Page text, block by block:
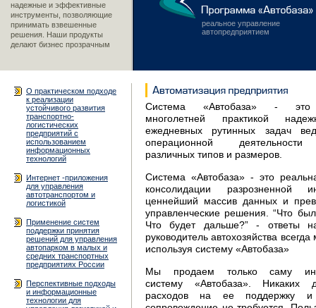
надежные и эффективные
инструменты, позволяющие
принимать взвешенные
решения. Наши продукты
делают бизнес прозрачным
реальное управление
автопредприятием
О практическом подходе
к реализации
устойчивого развития
транспортно-
логистических
предприятий с
использованием
информационных
технологий
Интернет -приложения
для управления
автотранспортом и
логистикой
Применение систем
поддержки принятия
решений для управления
автопарком в малых и
средних транспортных
предприятиях России
Перспективные подходы
и информационные
технологии для
Система «Автобаза» - это
многолетней практикой
ежедневных рутинных задач
операционной деятельности
различных типов и размеров.
Система «Автобаза» - это
консолидации разрозненной
ценнейший массив данных и
управленческие решения. “Что
Что будет дальше?” - ответы
руководитель автохозяйства
используя систему «Автобаза»
Мы продаем только саму
систему «Автобаза». Никаких
расходов на ее поддержку и